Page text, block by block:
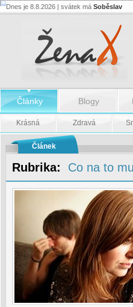
Život
manipulátorem?
manipulátorem?
Děkuji,
nechci
Dnes je 8.8.2026 | svátek má Soběslav
Články Blogy
Krásná Zdravá
Článek
Rubrika: Co na to